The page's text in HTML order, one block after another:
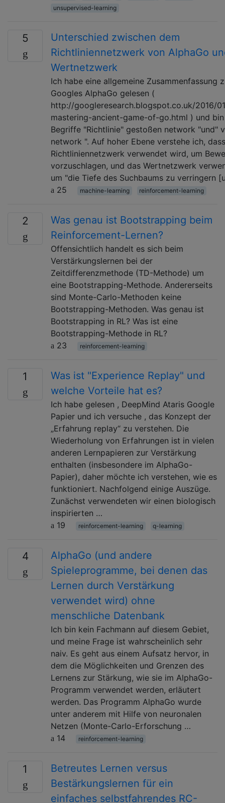
unsupervised-learning
5
Unterschied zwischen dem
Richtliniennetzwerk von AlphaGo
Wertnetzwerk
Ich habe eine allgemeine Zusammenfassung
Googles AlphaGo gelesen (
http://googleresearch.blogspot.co.uk/2016/
mastering-ancient-game-of-go.html ) und
Begriffe "Richtlinie" gestoßen network "und"
network ". Auf hoher Ebene verstehe ich,
Richtliniennetzwerk verwendet wird, um
vorzuschlagen, und das Wertnetzwerk
um "die Tiefe des Suchbaums zu verringern
25
machine-learning reinforcement-learning
2
Was genau ist Bootstrapping beim
Reinforcement-Lernen?
Offensichtlich handelt es sich beim
Verstärkungslernen bei der
Zeitdifferenzmethode (TD-Methode) um
eine Bootstrapping-Methode. Andererseits
sind Monte-Carlo-Methoden keine
Bootstrapping-Methoden. Was genau ist
Bootstrapping in RL? Was ist eine
Bootstrapping-Methode in RL?
23
reinforcement-learning
1
Was ist "Experience Replay" und
welche Vorteile hat es?
Ich habe gelesen , DeepMind Ataris Google
Papier und ich versuche , das Konzept der
„Erfahrung replay“ zu verstehen. Die
Wiederholung von Erfahrungen ist in vielen
anderen Lernpapieren zur Verstärkung
enthalten (insbesondere im AlphaGo-
Papier), daher möchte ich verstehen, wie es
funktioniert. Nachfolgend einige Auszüge.
Zunächst verwendeten wir einen biologisch
inspirierten …
19
reinforcement-learning q-learning
4
AlphaGo (und andere
Spieleprogramme, bei denen das
Lernen durch Verstärkung
verwendet wird) ohne
menschliche Datenbank
Ich bin kein Fachmann auf diesem Gebiet,
und meine Frage ist wahrscheinlich sehr
naiv. Es geht aus einem Aufsatz hervor, in
dem die Möglichkeiten und Grenzen des
Lernens zur Stärkung, wie sie im AlphaGo-
Programm verwendet werden, erläutert
werden. Das Programm AlphaGo wurde
unter anderem mit Hilfe von neuronalen
Netzen (Monte-Carlo-Erforschung …
14
reinforcement-learning
1
Betreutes Lernen versus
Bestärkungslernen für ein
einfaches selbstfahrendes RC-